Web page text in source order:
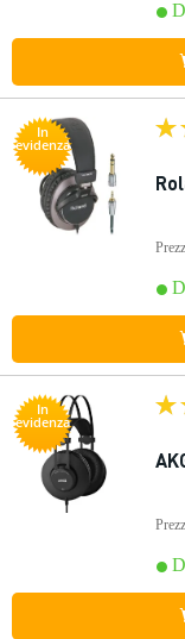
In
evidenza
In
evidenza